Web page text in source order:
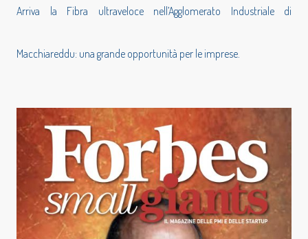
Arriva la Fibra ultraveloce nell’Agglomerato Industriale di
Macchiareddu: una grande opportunità per le imprese.